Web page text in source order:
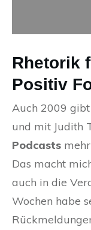
Rhetorik
Positiv
Auch 2009
und mit Judith
Podcasts
Das macht
auch in die
Wochen habe